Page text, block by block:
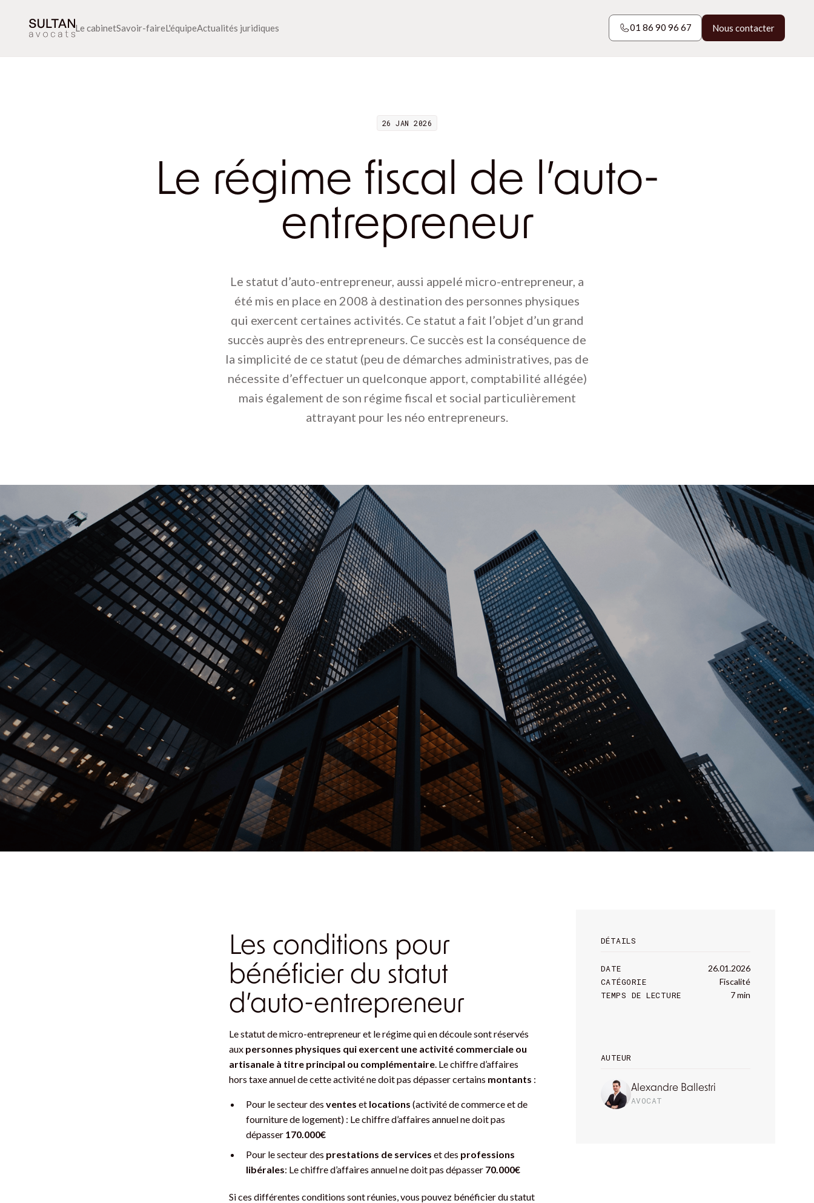
Le cabinetSavoir-faireL'équipeActualités juridiques
01 86 90 96 67
Nous contacter
26 JAN 2026
Le régime fiscal de l’auto-
entrepreneur
Le statut d’auto-entrepreneur, aussi appelé micro-entrepreneur, a
été mis en place en 2008 à destination des personnes physiques
qui exercent certaines activités. Ce statut a fait l’objet d’un grand
succès auprès des entrepreneurs. Ce succès est la conséquence de
la simplicité de ce statut (peu de démarches administratives, pas de
nécessite d’effectuer un quelconque apport, comptabilité allégée)
mais également de son régime fiscal et social particulièrement
attrayant pour les néo entrepreneurs.
Les conditions pour
bénéficier du statut
d’auto-entrepreneur
Le statut de micro-entrepreneur et le régime qui en découle sont réservés
aux personnes physiques qui exercent une activité commerciale ou
artisanale à titre principal ou complémentaire . Le chiffre d’affaires
hors taxe annuel de cette activité ne doit pas dépasser certains montants :
Pour le secteur des ventes et locations (activité de commerce et de
fourniture de logement) : Le chiffre d’affaires annuel ne doit pas
dépasser 170.000€
Pour le secteur des prestations de services et des professions
libérales: Le chiffre d’affaires annuel ne doit pas dépasser 70.000€
Si ces différentes conditions sont réunies, vous pouvez bénéficier du statut
DÉTAILS
DATE 26.01.2026
CATÉGORIE Fiscalité
TEMPS DE LECTURE 7 min
AUTEUR
Alexandre Ballestri
AVOCAT